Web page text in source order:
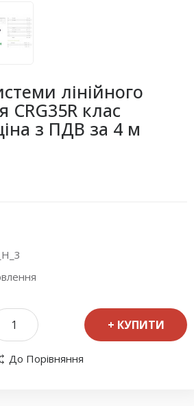
лінійного
клас
з ПДВ за 4 м
КУПИТИ
До Порівняння